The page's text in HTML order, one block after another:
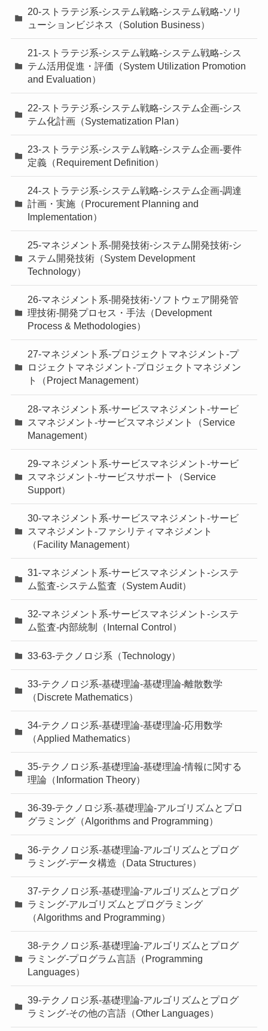
20-ストラテジ系-システム戦略-システム戦略-ソリ
ューションビジネス（Solution Business）
21-ストラテジ系-システム戦略-システム戦略-シス
テム活用促進・評価（System Utilization Promotion
and Evaluation）
22-ストラテジ系-システム戦略-システム企画-シス
テム化計画（Systematization Plan）
23-ストラテジ系-システム戦略-システム企画-要件
定義（Requirement Definition）
24-ストラテジ系-システム戦略-システム企画-調達
計画・実施（Procurement Planning and
Implementation）
25-マネジメント系-開発技術-システム開発技術-シ
ステム開発技術（System Development
Technology）
26-マネジメント系-開発技術-ソフトウェア開発管
理技術-開発プロセス・手法（Development
Process & Methodologies）
27-マネジメント系-プロジェクトマネジメント-プ
ロジェクトマネジメント-プロジェクトマネジメン
ト（Project Management）
28-マネジメント系-サービスマネジメント-サービ
スマネジメント-サービスマネジメント（Service
Management）
29-マネジメント系-サービスマネジメント-サービ
スマネジメント-サービスサポート（Service
Support）
30-マネジメント系-サービスマネジメント-サービ
スマネジメント-ファシリティマネジメント
（Facility Management）
31-マネジメント系-サービスマネジメント-システ
ム監査-システム監査（System Audit）
32-マネジメント系-サービスマネジメント-システ
ム監査-内部統制（Internal Control）
33-63-テクノロジ系（Technology）
33-テクノロジ系-基礎理論-基礎理論-離散数学
（Discrete Mathematics）
34-テクノロジ系-基礎理論-基礎理論-応用数学
（Applied Mathematics）
35-テクノロジ系-基礎理論-基礎理論-情報に関する
理論（Information Theory）
36-39-テクノロジ系-基礎理論-アルゴリズムとプロ
グラミング（Algorithms and Programming）
36-テクノロジ系-基礎理論-アルゴリズムとプログ
ラミング-データ構造（Data Structures）
37-テクノロジ系-基礎理論-アルゴリズムとプログ
ラミング-アルゴリズムとプログラミング
（Algorithms and Programming）
38-テクノロジ系-基礎理論-アルゴリズムとプログ
ラミング-プログラム言語（Programming
Languages）
39-テクノロジ系-基礎理論-アルゴリズムとプログ
ラミング-その他の言語（Other Languages）